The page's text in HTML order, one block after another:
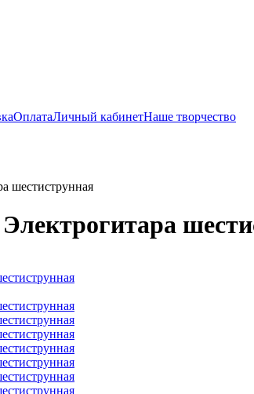
ОплатаЛичный кабинетНаше творчество
шестиструнная